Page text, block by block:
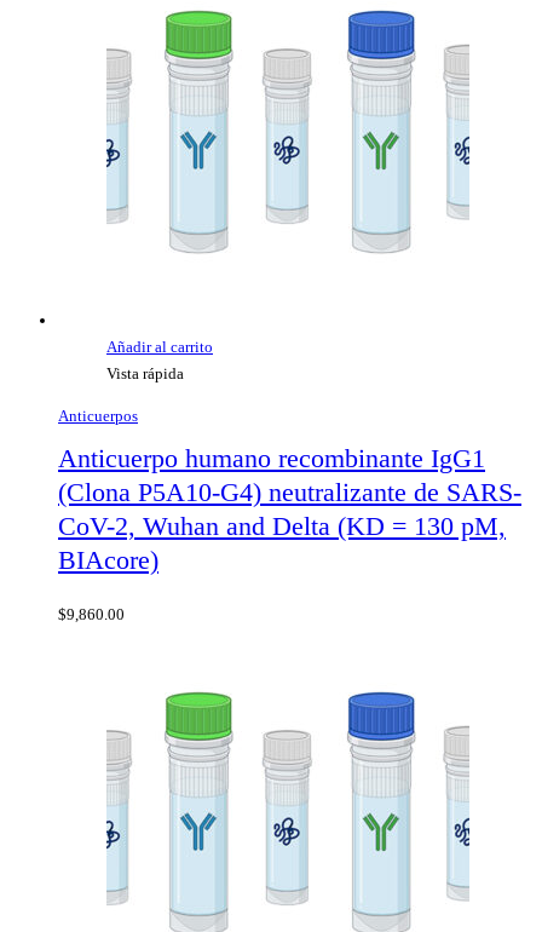
Añadir al carrito
Vista rápida
Anticuerpos
Anticuerpo humano recombinante IgG1
(Clona P5A10-G4) neutralizante de SARS-
CoV-2, Wuhan and Delta (KD = 130 pM,
BIAcore)
$9,860.00